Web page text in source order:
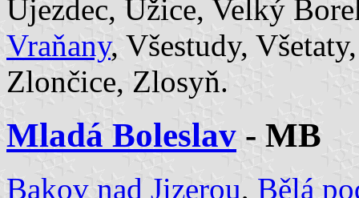
Újezdec, Úžice, Velký
Vraňany, Všestudy,
Zlončice, Zlosyň.
Mladá Boleslav - MB
Bakov nad Jizerou, Bělá